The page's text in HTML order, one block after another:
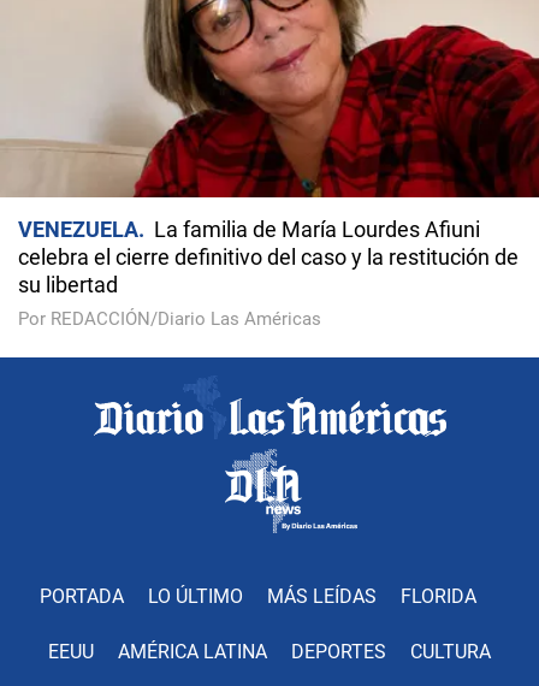
VENEZUELA
La familia de María Lourdes Afiuni
celebra el cierre definitivo del caso y la restitución de
su libertad
Por REDACCIÓN/Diario Las Américas
PORTADA LO ÚLTIMO MÁS LEÍDAS FLORIDA
EEUU AMÉRICA LATINA DEPORTES CULTURA